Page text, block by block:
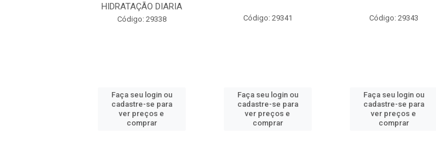
HIDRATAÇÃO DIARIA
Código: 29338
Faça seu login ou
cadastre-se para
ver preços e
comprar
Código: 29341
Faça seu login ou
cadastre-se para
ver preços e
comprar
Código: 29343
Faça seu login ou
cadastre-se para
ver preços e
comprar